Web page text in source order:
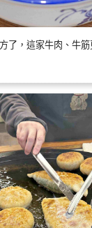
了，這家牛肉、牛